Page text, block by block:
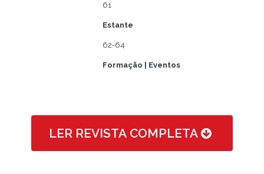
61
Estante
62-64
Formação | Eventos
LER REVISTA COMPLETA